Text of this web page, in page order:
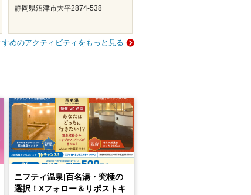
静岡県沼津市大平2874-538
すめのアクティビティをもっと見る
ニフティ温泉|百名湯・究極の
選択！Xフォロー＆リポストキ